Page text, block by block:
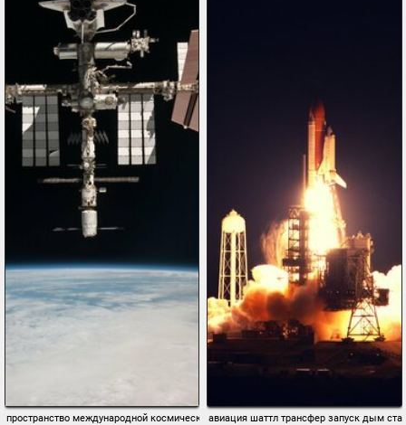
пространство международной космической станции трансфер стремление наса 2011
авиация шаттл трансфер запуск дым